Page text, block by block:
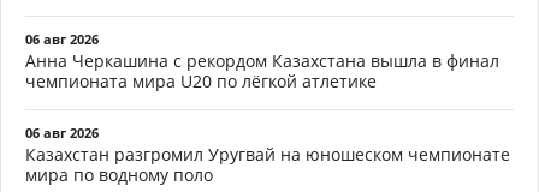
06 авг 2026
Анна Черкашина с рекордом Казахстана вышла в финал
чемпионата мира U20 по лёгкой атлетике
06 авг 2026
Казахстан разгромил Уругвай на юношеском чемпионате
мира по водному поло